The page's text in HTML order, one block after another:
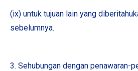
(ix) untuk tujuan lain yang
sebelumnya.
3. Sehubungan dengan penawaran-